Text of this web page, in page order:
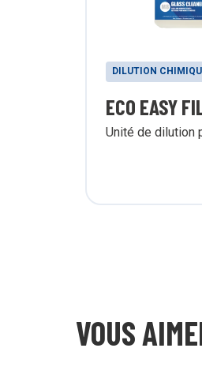
DILUTION
ECO EASY
Unité de dilution
VOUS